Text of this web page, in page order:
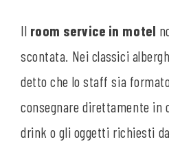
Il room service in motel
scontata. Nei classici
detto che lo staff sia
consegnare direttamente in
drink o gli oggetti richiesti